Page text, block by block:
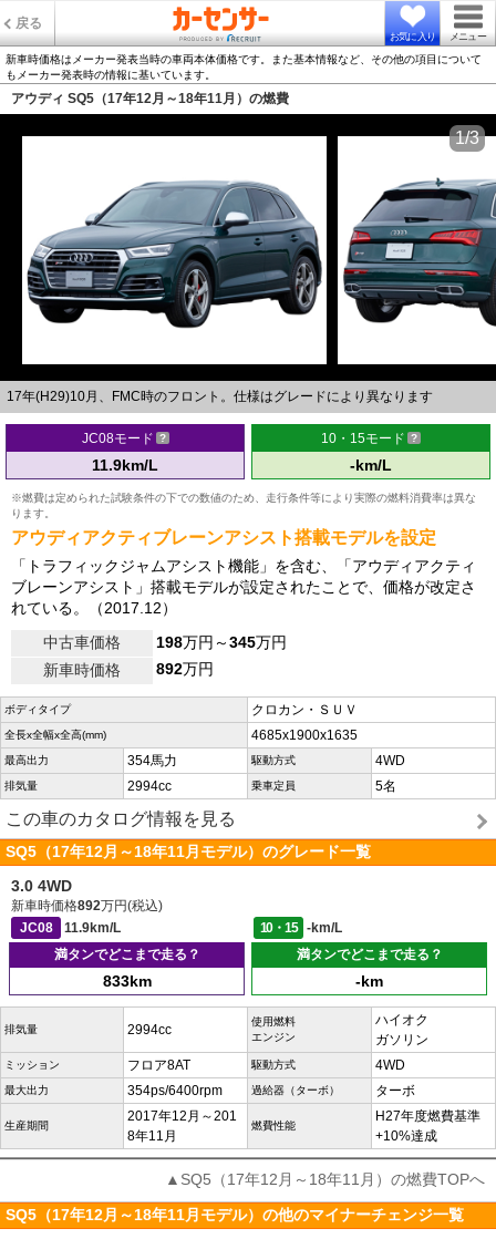
戻る
お気に入り メニュー
新車時価格はメーカー発表当時の車両本体価格です。また基本情報など、その他の項目について
もメーカー発表時の情報に基いています。
アウディ SQ5（17年12月～18年11月）の燃費
17年(H29)10月、FMC時のフロント。仕様はグレードにより異なります
1/3
JC08モード
11.9km/L
10・15モード
-km/L
※燃費は定められた試験条件の下での数値のため、走行条件等により実際の燃料消費率は異な
ります。
アウディアクティブレーンアシスト搭載モデルを設定
「トラフィックジャムアシスト機能」を含む、「アウディアクティ
ブレーンアシスト」搭載モデルが設定されたことで、価格が改定さ
れている。（2017.12）
中古車価格
198万円～345万円
新車時価格
892万円
ボディタイプ クロカン・ＳＵＶ
全長x全幅x全高(mm) 4685x1900x1635
最高出力 354馬力 駆動方式 4WD
排気量 2994cc 乗車定員 5名
この車のカタログ情報を見る
SQ5（17年12月～18年11月モデル）のグレード一覧
3.0 4WD
新車時価格892万円(税込)
JC08
11.9km/L 10・15
-km/L
満タンでどこまで走る？
833km
満タンでどこまで走る？
-km
排気量 2994cc
使用燃料
エンジン
ハイオク
ガソリン
ミッション フロア8AT 駆動方式 4WD
最大出力 354ps/6400rpm 過給器（ターボ） ターボ
生産期間
2017年12月～201
8年11月
燃費性能
H27年度燃費基準
+10%達成
▲SQ5（17年12月～18年11月）の燃費TOPへ
SQ5（17年12月～18年11月モデル）の他のマイナーチェンジ一覧